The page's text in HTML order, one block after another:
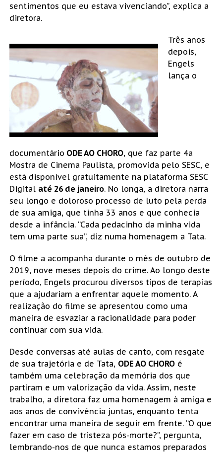
sentimentos que eu estava vivenciando”, explica a
diretora.
Três anos
depois,
Engels
lança o
documentário ODE AO CHORO, que faz parte 4a
Mostra de Cinema Paulista, promovida pelo SESC, e
está disponível gratuitamente na plataforma SESC
Digital até 26 de janeiro. No longa, a diretora narra
seu longo e doloroso processo de luto pela perda
de sua amiga, que tinha 33 anos e que conhecia
desde a infância. “Cada pedacinho da minha vida
tem uma parte sua”, diz numa homenagem a Tata.
O filme a acompanha durante o mês de outubro de
2019, nove meses depois do crime. Ao longo deste
período, Engels procurou diversos tipos de terapias
que a ajudariam a enfrentar aquele momento. A
realização do filme se apresentou como uma
maneira de esvaziar a racionalidade para poder
continuar com sua vida.
Desde conversas até aulas de canto, com resgate
de sua trajetória e de Tata, ODE AO CHOROé
também uma celebração da memória dos que
partiram e um valorização da vida. Assim, neste
trabalho, a diretora faz uma homenagem à amiga e
aos anos de convivência juntas, enquanto tenta
encontrar uma maneira de seguir em frente. “O que
fazer em caso de tristeza pós-morte?”, pergunta,
lembrando-nos de que nunca estamos preparados